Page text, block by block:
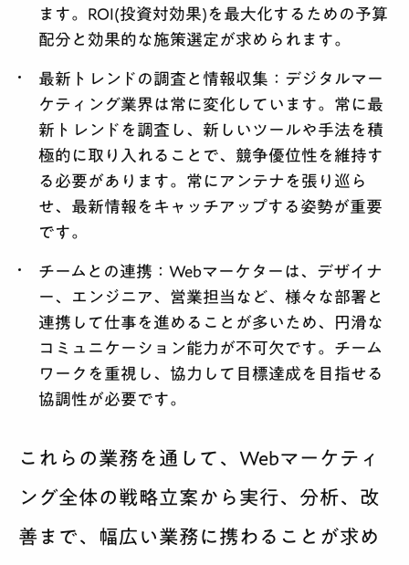
ます。ROI(投資対効果)を最大化するための予算
配分と効果的な施策選定が求められます。
最新トレンドの調査と情報収集： デジタルマー
ケティング業界は常に変化しています。常に最
新トレンドを調査し、新しいツールや手法を積
極的に取り入れることで、競争優位性を維持す
る必要があります。常にアンテナを張り巡ら
せ、最新情報をキャッチアップする姿勢が重要
です。
チームとの連携： Webマーケターは、デザイナ
ー、エンジニア、営業担当など、様々な部署と
連携して仕事を進めることが多いため、円滑な
コミュニケーション能力が不可欠です。チーム
ワークを重視し、協力して目標達成を目指せる
協調性が必要です。
これらの業務を通して、Webマーケティ
ング全体の戦略立案から実行、分析、改
善まで、幅広い業務に携わることが求め